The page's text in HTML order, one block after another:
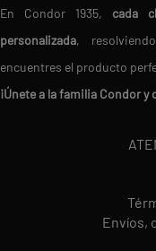
En Condor 1935, cada
personalizada,
encuentres el producto
¡Únete a la familia Condor
Envíos,